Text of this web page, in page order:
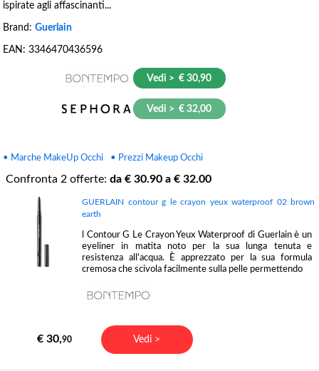
ispirate agli affascinanti...
Brand: Guerlain
EAN: 3346470436596
Vedi > € 30,90
Vedi > € 32,00
• Marche MakeUp Occhi • Prezzi Makeup Occhi
Confronta 2 offerte: da € 30.90 a € 32.00
GUERLAIN contour g le crayon yeux waterproof 02 brown
earth
l Contour G Le Crayon Yeux Waterproof di Guerlain è un
eyeliner in matita noto per la sua lunga tenuta e
resistenza all'acqua. È apprezzato per la sua formula
cremosa che scivola facilmente sulla pelle permettendo
€ 30,90 Vedi >